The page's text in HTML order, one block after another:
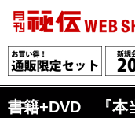
書籍+DVD 『本